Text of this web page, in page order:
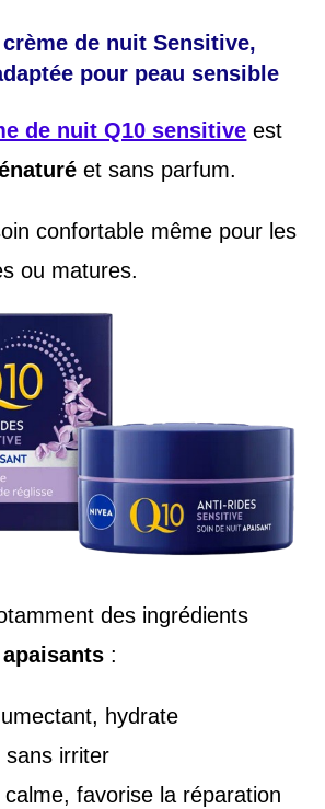
crème de nuit Sensitive,
pour peau sensible
de nuit Q10 sensitive est
et sans parfum.
confortable même pour les
ou matures.
des ingrédients
:
hydrate
sans irriter
calme, favorise la réparation